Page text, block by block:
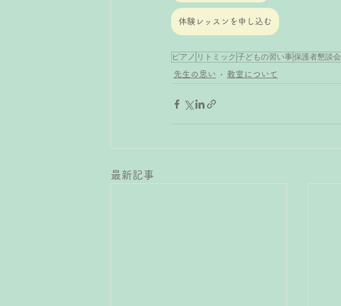
体験レッスンを申し込む
ピアノ リトミック 子どもの習い事 保護者懇談会
先生の思い 教室について
最新記事